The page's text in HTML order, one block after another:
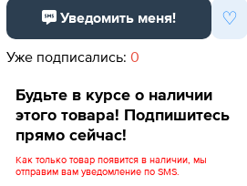
Уведомить меня! ♡
Уже подписались: 0
Будьте в курсе о наличии
этого товара! Подпишитесь
прямо сейчас!
Как только товар появится в наличии, мы
отправим вам уведомление по SMS.